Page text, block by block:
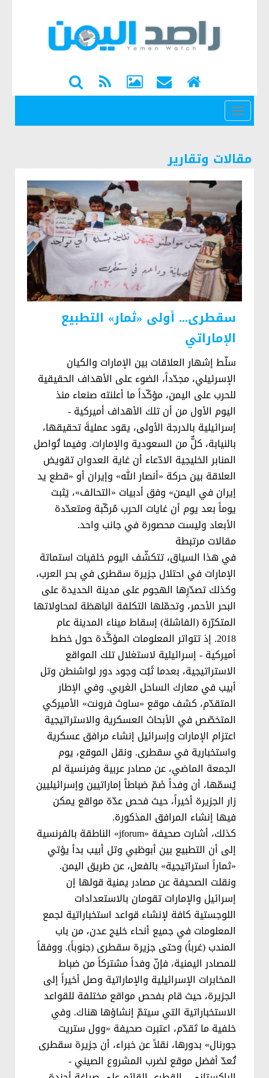
القائمة
مقالات وتقارير
سقطرى... أولى «ثمار» التطبيع
الإماراتي
سلّط إشهار العلاقات بين الإمارات والكيان
الإسرئيلي، مجدّداً، الضوء على الأهداف الحقيقية
للحرب على اليمن، مؤكّداً ما أعلنته صنعاء منذ
اليوم الأول من أن تلك الأهداف أميركية -
إسرائيلية بالدرجة الأولى، يقود عمليةَ تحقيقها،
بالنيابة، كلٌّ من السعودية والإمارات. وفيما تُواصل
المنابر الخليجية الادّعاء أن غاية العدوان تقويض
العلاقة بين حركة «أنصار الله» وإيران أو «قطع يد
إيران في اليمن» وفق أدبيات «التحالف»، يَثبت
يوماً بعد يوم أن غايات الحرب مُركّبة ومتعدّدة
الأبعاد وليست محصورة في جانب واحد.
مقالات مرتبطة
في هذا السياق، تتكشّف اليوم خلفيات استماتة
الإمارات في احتلال جزيرة سقطرى في بحر العرب،
وكذلك تصدّرِها الهجوم على مدينة الحديدة على
البحر الأحمر، وتحمّلها التكلفة الباهظة لمحاولاتها
المتكرّرة (الفاشلة) إسقاط ميناء المدينة عام
2018. إذ تتواتر المعلومات المؤكَّدة حول خطط
أميركية - إسرائيلية لاستغلال تلك المواقع
الاستراتيجية، بعدما ثَبُت وجود دور لواشنطن وتل
أبيب في معارك الساحل الغربي. وفي الإطار
المتقدّم، كشف موقع «ساوث فرونت» الأميركي
المتخصّص في الأبحاث العسكرية والاستراتيجية
اعتزام الإمارات وإسرائيل إنشاء مرافق عسكرية
واستخبارية في سقطرى. ونقل الموقع، يوم
الجمعة الماضي، عن مصادر عربية وفرنسية لم
يُسمّها، أن وفداً ضَمّ ضباطاً إماراتيين وإسرائيليين
زار الجزيرة أخيراً، حيث فحص عدّة مواقع يمكن
فيها إنشاء المرافق المذكورة.
كذلك، أشارت صحيفة «jforum» الناطقة بالفرنسية
إلى أن التطبيع بين أبوظبي وتل أبيب بدأ يؤتي
«ثماراً استراتيجية» بالفعل، عن طريق اليمن.
ونقلت الصحيفة عن مصادر يمنية قولها إن
إسرائيل والإمارات تقومان بالاستعدادات
اللوجستية كافة لإنشاء قواعد استخباراتية لجمع
المعلومات في جميع أنحاء خليج عدن، من باب
المندب (غرباً) وحتى جزيرة سقطرى (جنوباً). ووفقاً
للمصادر اليمنية، فإنّ وفداً مشتركاً من ضباط
المخابرات الإسرائيلية والإماراتية وصل أخيراً إلى
الجزيرة، حيث قام بفحص مواقع مختلفة للقواعد
الاستخباراتية التي سيتمّ إنشاؤها هناك. وفي
خلفية ما تَقدّم، اعتبرت صحيفة «وول ستريت
جورنال» بدورها، نقلاً عن خبراء، أن جزيرة سقطرى
تُعدّ أفضل موقع لضرب المشروع الصيني -